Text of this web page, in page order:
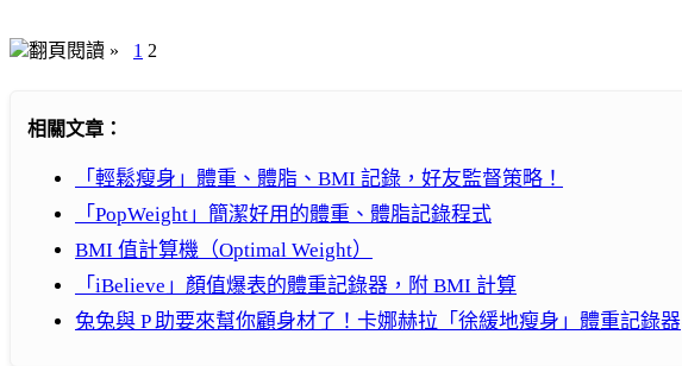
翻頁閱讀 » 1 2
相關文章：
「輕鬆瘦身」體重、體脂、BMI 記錄，好友監督策略！
「PopWeight」簡潔好用的體重、體脂記錄程式
BMI 值計算機（Optimal Weight）
「iBelieve」顏值爆表的體重記錄器，附 BMI 計算
兔兔與 P 助要來幫你顧身材了！卡娜赫拉「徐緩地瘦身」體重記錄器